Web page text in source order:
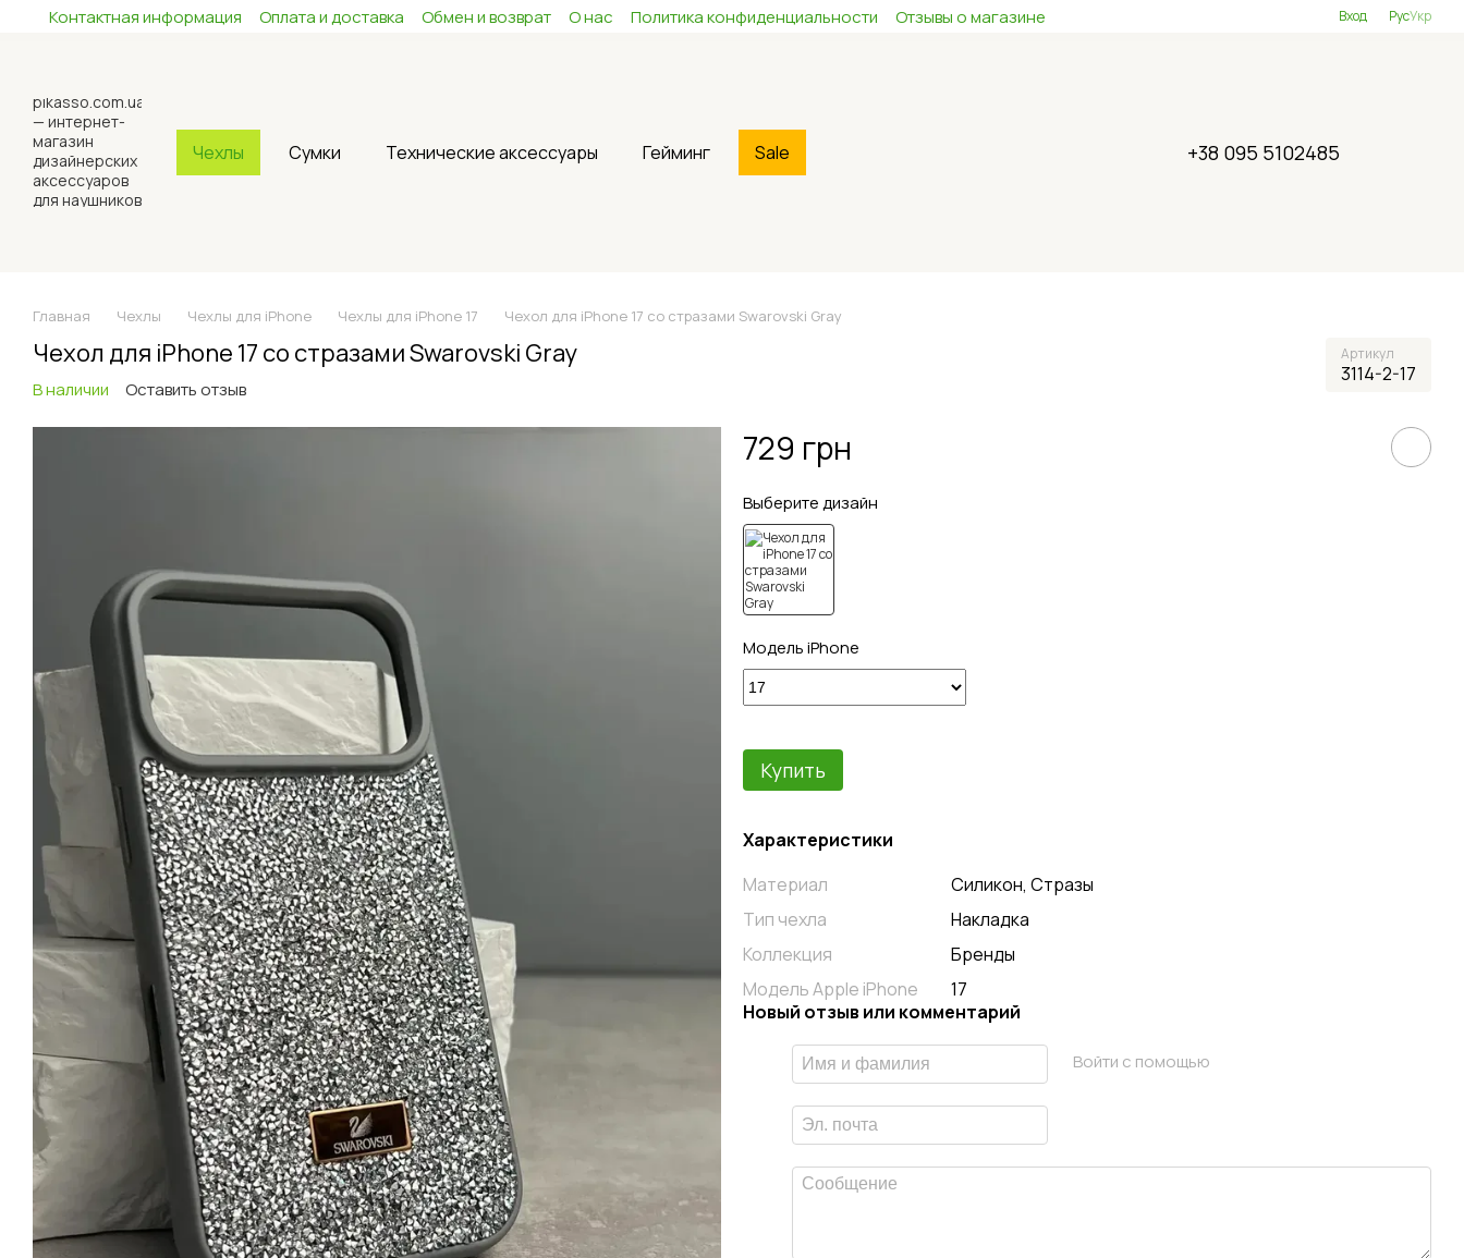
Перейти к основному контенту
Контактная информация Оплата и доставка Обмен и возврат О нас Политика конфиденциальности Отзывы о магазине Вход РусУкр
Чехлы Сумки Технические аксессуары Гейминг Sale +38 095 5102485
Главная Чехлы Чехлы для iPhone Чехлы для iPhone 17 Чехол для iPhone 17 со стразами Swarovski Gray
Чехол для iPhone 17 со стразами Swarovski Gray Артикул
3114-2-17
В наличии Оставить отзыв
729 грн
Выберите дизайн
Модель iPhone
Купить
Характеристики
Материал
Силикон, Стразы
Тип чехла
Накладка
Коллекция
Бренды
Модель Apple iPhone
17
Новый отзыв или комментарий
Войти с помощью